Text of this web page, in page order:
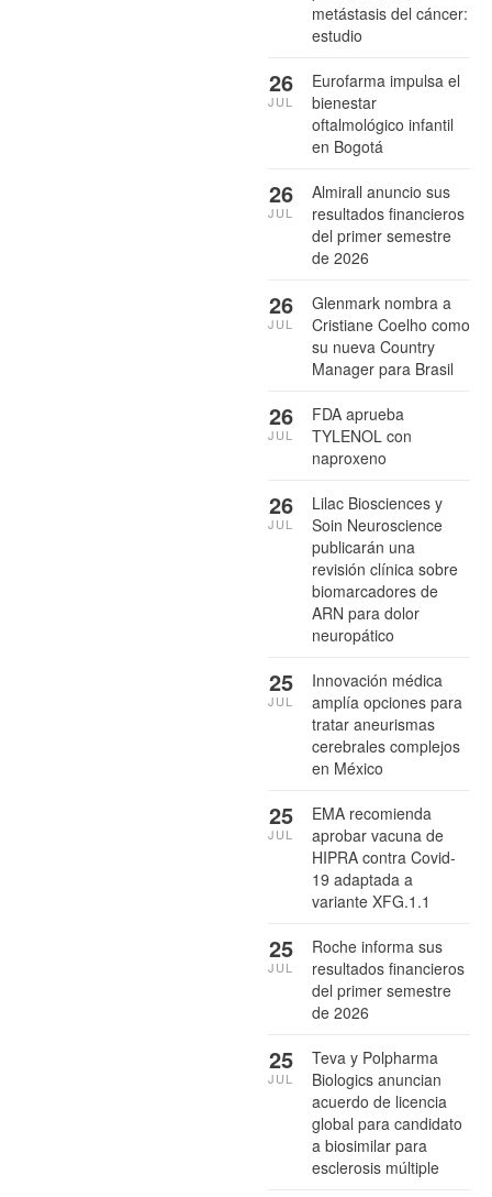
metástasis del cáncer:
estudio
Eurofarma impulsa el
bienestar
oftalmológico infantil
en Bogotá
26
JUL
Almirall anuncio sus
resultados financieros
del primer semestre
de 2026
26
JUL
Glenmark nombra a
Cristiane Coelho como
su nueva Country
Manager para Brasil
26
JUL
FDA aprueba
TYLENOL con
naproxeno
26
JUL
Lilac Biosciences y
Soin Neuroscience
publicarán una
revisión clínica sobre
biomarcadores de
ARN para dolor
neuropático
26
JUL
Innovación médica
amplía opciones para
tratar aneurismas
cerebrales complejos
en México
25
JUL
EMA recomienda
aprobar vacuna de
HIPRA contra Covid-
19 adaptada a
variante XFG.1.1
25
JUL
Roche informa sus
resultados financieros
del primer semestre
de 2026
25
JUL
Teva y Polpharma
Biologics anuncian
acuerdo de licencia
global para candidato
a biosimilar para
esclerosis múltiple
25
JUL